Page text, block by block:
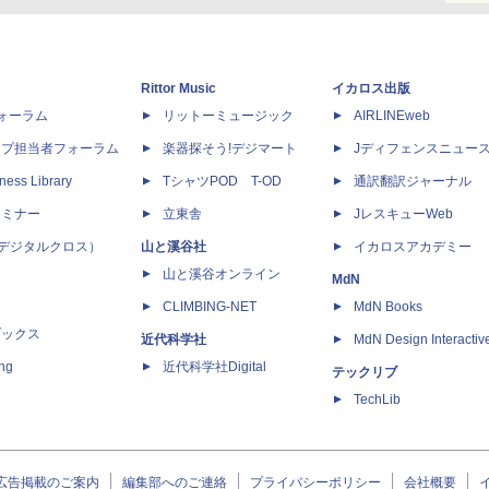
ーラム
担当者フォーラム
Library
ナー
ジタルクロス）
クス
Rittor Music
リットーミュージック
楽器探そう!デジマート
TシャツPOD T-OD
立東舎
山と溪谷社
山と溪谷オンライン
CLIMBING-NET
近代科学社
近代科学社Digital
イカロス出版
AIRLINEweb
Jディフェンスニュー
通訳翻訳ジャーナル
JレスキューWeb
イカロスアカデミー
MdN
MdN Books
MdN Design
テックリブ
TechLib
告掲載のご案内 編集部へのご連絡 プライバシーポリシー 会社概要